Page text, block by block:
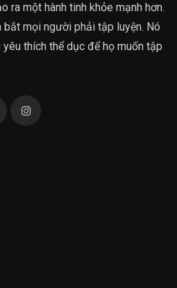
ra một hành tinh khỏe mạnh hơn.
bắt mọi người phải tập luyện. Nó
thích thể dục để họ muốn tập